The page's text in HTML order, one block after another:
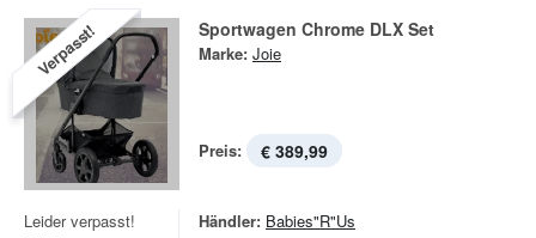
Verpasst! Sportwagen Chrome DLX Set
Marke: Joie
Preis: € 389,99
Leider verpasst!
Händler: Babies"R"Us